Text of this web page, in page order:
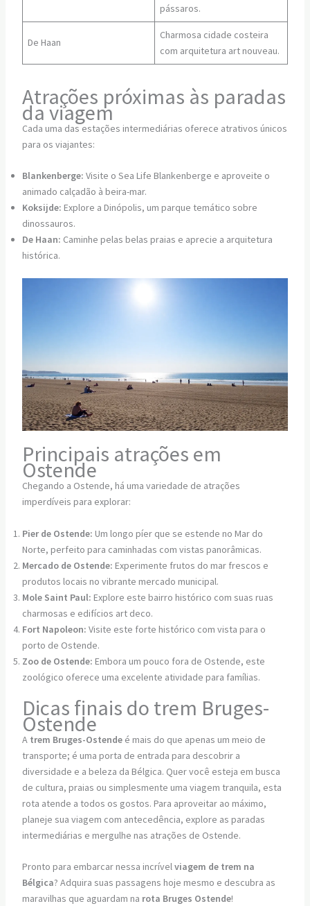
pássaros.
De Haan
Charmosa cidade costeira
com arquitetura art nouveau.
Atrações próximas às paradas
da viagem
Cada uma das estações intermediárias oferece atrativos únicos
para os viajantes:
Blankenberge: Visite o Sea Life Blankenberge e aproveite o
animado calçadão à beira-mar.
Koksijde: Explore a Dinópolis, um parque temático sobre
dinossauros.
De Haan: Caminhe pelas belas praias e aprecie a arquitetura
histórica.
Principais atrações em
Ostende
Chegando a Ostende, há uma variedade de atrações
imperdíveis para explorar:
Pier de Ostende: Um longo píer que se estende no Mar do
Norte, perfeito para caminhadas com vistas panorâmicas.
Mercado de Ostende: Experimente frutos do mar frescos e
produtos locais no vibrante mercado municipal.
Mole Saint Paul: Explore este bairro histórico com suas ruas
charmosas e edifícios art deco.
Fort Napoleon: Visite este forte histórico com vista para o
porto de Ostende.
Zoo de Ostende: Embora um pouco fora de Ostende, este
zoológico oferece uma excelente atividade para famílias.
Dicas finais do trem Bruges-
Ostende
A trem Bruges-Ostendeé mais do que apenas um meio de
transporte; é uma porta de entrada para descobrir a
diversidade e a beleza da Bélgica. Quer você esteja em busca
de cultura, praias ou simplesmente uma viagem tranquila, esta
rota atende a todos os gostos. Para aproveitar ao máximo,
planeje sua viagem com antecedência, explore as paradas
intermediárias e mergulhe nas atrações de Ostende.
Pronto para embarcar nessa incrívelviagem de trem na
Bélgica? Adquira suas passagens hoje mesmo e descubra as
maravilhas que aguardam na rota Bruges Ostende!